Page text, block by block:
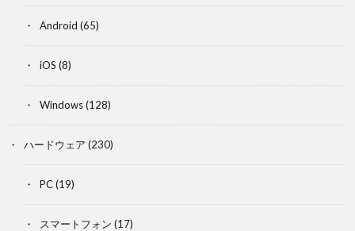
Android (65)
iOS (8)
Windows(128)
ハードウェア (230)
PC(19)
スマートフォン (17)